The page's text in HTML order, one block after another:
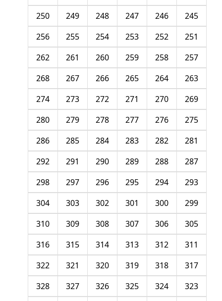
245
246
247
248
249
250
251
252
253
254
255
256
257
258
259
260
261
262
263
264
265
266
267
268
269
270
271
272
273
274
275
276
277
278
279
280
281
282
283
284
285
286
287
288
289
290
291
292
293
294
295
296
297
298
299
300
301
302
303
304
305
306
307
308
309
310
311
312
313
314
315
316
317
318
319
320
321
322
323
324
325
326
327
328